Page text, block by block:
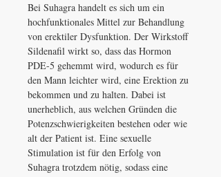
Bei Suhagra handelt es sich um ein
hochfunktionales Mittel zur Behandlung
von erektiler Dysfunktion. Der Wirkstoff
Sildenafil wirkt so, dass das Hormon
PDE-5 gehemmt wird, wodurch es für
den Mann leichter wird, eine Erektion zu
bekommen und zu halten. Dabei ist
unerheblich, aus welchen Gründen die
Potenzschwierigkeiten bestehen oder wie
alt der Patient ist. Eine sexuelle
Stimulation ist für den Erfolg von
Suhagra trotzdem nötig, sodass eine